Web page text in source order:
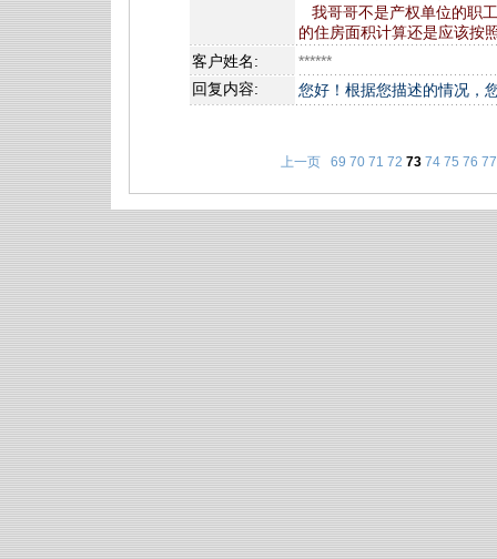
我哥哥不是产权单位的职
的住房面积计算还是应该按
客户姓名:
******
回复内容:
您好！根据您描述的情况，
上一页 69 70 71 72 73 74 75 76 77